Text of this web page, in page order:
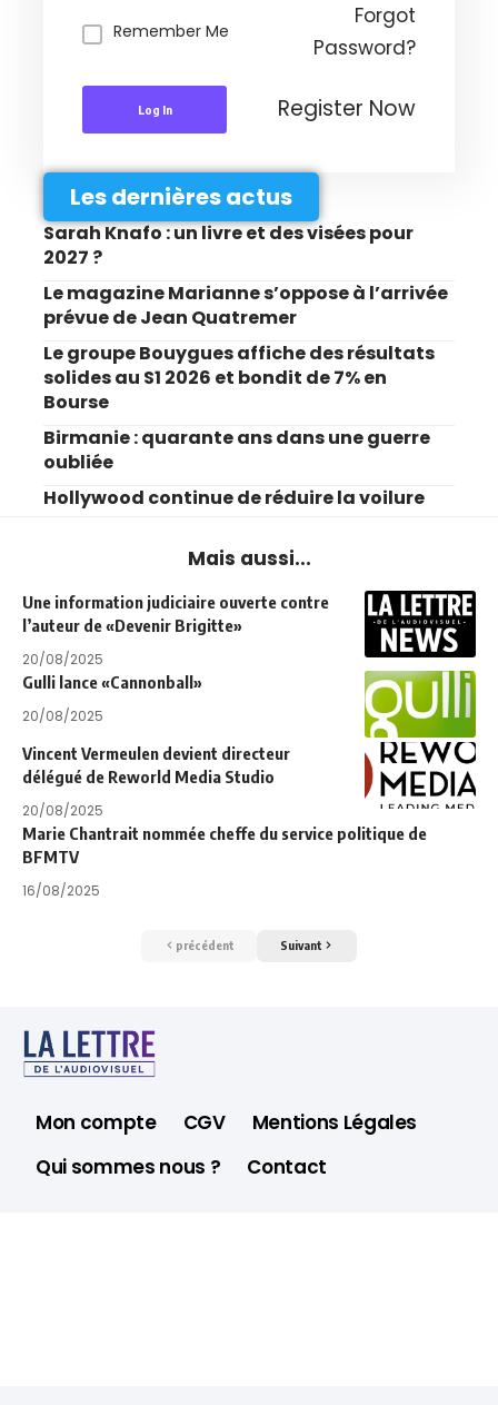
Remember Me
Forgot
Password?
Log In Register Now
Les dernières actus
Sarah Knafo : un livre et des visées pour
2027 ?
Le magazine Marianne s’oppose à l’arrivée
prévue de Jean Quatremer
Le groupe Bouygues affiche des résultats
solides au S1 2026 et bondit de 7% en
Bourse
Birmanie : quarante ans dans une guerre
oubliée
Hollywood continue de réduire la voilure
Mais aussi...
Une information judiciaire ouverte contre
l’auteur de «Devenir Brigitte»
20/08/2025
Gulli lance «Cannonball»
20/08/2025
Vincent Vermeulen devient directeur
délégué de Reworld Media Studio
20/08/2025
Marie Chantrait nommée cheffe du service politique de
BFMTV
16/08/2025
précédent Suivant
Mon compte CGV
Mentions Légales
Qui sommes nous ?
Contact